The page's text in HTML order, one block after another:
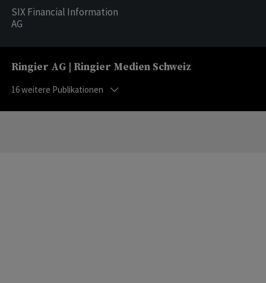
SIX Financial Information
AG
Ringier AG | Ringier Medien Schweiz
16weitere Publikationen